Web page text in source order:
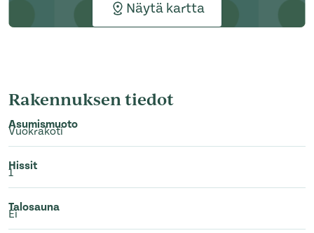
Näytä kartta
Rakennuksen tiedot
Asumismuoto
Vuokrakoti
Hissit
1
Talosauna
Ei